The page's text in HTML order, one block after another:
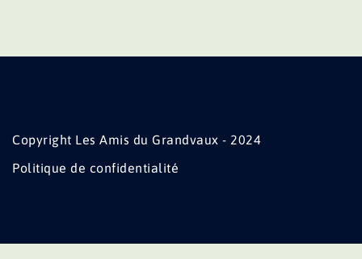
Copyright Les Amis du Grandvaux - 2024
Politique de confidentialité